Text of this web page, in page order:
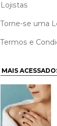
Lojistas
Torne-se uma
Termos e
MAIS